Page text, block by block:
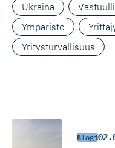
Ukraina
Ympäristö
Yritysturvallisuus
Blogi